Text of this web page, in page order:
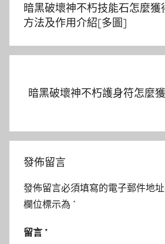
覽
暗黑破壞神不朽技能石怎麼獲
方法及作用介紹[多圖]
暗黑破壞神不朽護身符怎麼
發佈留言
發佈留言必須填寫的電子郵件地
欄位標示為 *
留言 *